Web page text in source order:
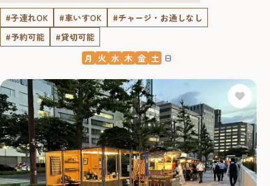
#子連れOK
#車いすOK
#チャージ・お通しなし
#予約可能
#貸切可能
月 火 水 木 金 土 日